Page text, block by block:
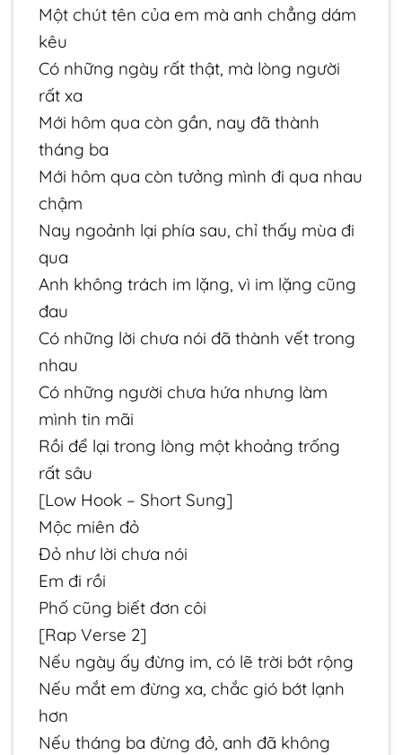
Một chút tên của em mà anh chẳng dám
kêu
Có những ngày rất thật, mà lòng người
rất xa
Mới hôm qua còn gần, nay đã thành
tháng ba
Mới hôm qua còn tưởng mình đi qua nhau
chậm
Nay ngoảnh lại phía sau, chỉ thấy mùa đi
qua
Anh không trách im lặng, vì im lặng cũng
đau
Có những lời chưa nói đã thành vết trong
nhau
Có những người chưa hứa nhưng làm
mình tin mãi
Rồi để lại trong lòng một khoảng trống
rất sâu
[Low Hook – Short Sung]
Mộc miên đỏ
Đỏ như lời chưa nói
Em đi rồi
Phố cũng biết đơn côi
[Rap Verse 2]
Nếu ngày ấy đừng im, có lẽ trời bớt rộng
Nếu mắt em đừng xa, chắc gió bớt lạnh
hơn
Nếu tháng ba đừng đỏ, anh đã không